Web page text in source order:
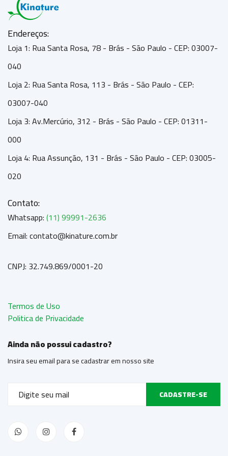
Endereços:
Loja 1: Rua Santa Rosa, 78 - Brás - São Paulo - CEP: 03007-
040
Loja 2: Rua Santa Rosa, 113 - Brás - São Paulo - CEP:
03007-040
Loja 3: Av.Mercúrio, 312 - Brás - São Paulo - CEP: 01311-
000
Loja 4: Rua Assunção, 131 - Brás - São Paulo - CEP: 03005-
020
Contato:
Whatsapp:(11) 99991-2636
Email: contato@kinature.com.br
CNPJ: 32.749.869/0001-20
Termos de Uso
Politica de Privacidade
Ainda não possui cadastro?
Insira seu email para se cadastrar em nosso site
CADASTRE-SE